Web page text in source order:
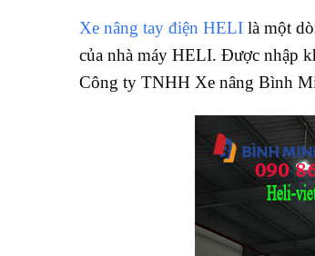
Xe nâng tay điện HELI là một
của nhà máy HELI. Được nhập
Công ty TNHH Xe nâng Bình